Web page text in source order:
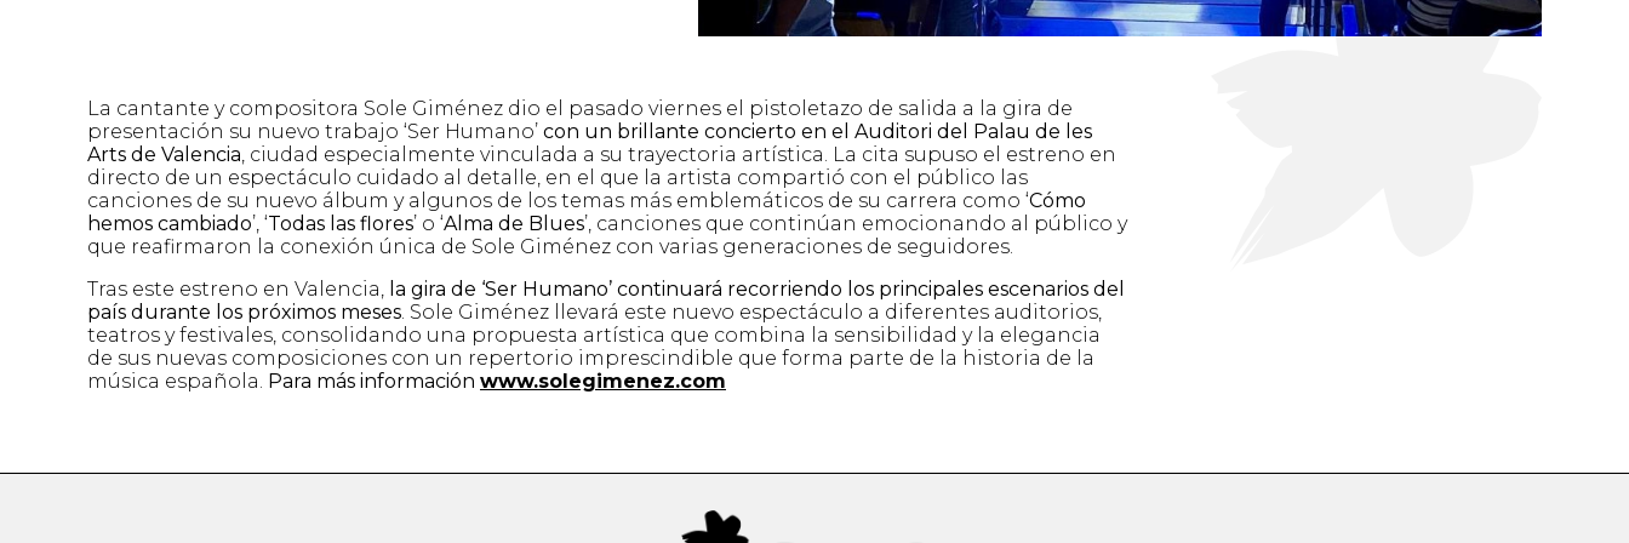
La cantante y compositora Sole Giménez dio el pasado viernes el pistoletazo de salida a la gira de
presentación su nuevo trabajo ‘Ser Humano’ con un brillante concierto en el Auditori del Palau de les
Arts de Valencia, ciudad especialmente vinculada a su trayectoria artística. La cita supuso el estreno en
directo de un espectáculo cuidado al detalle, en el que la artista compartió con el público las
canciones de su nuevo álbum y algunos de los temas más emblemáticos de su carrera como ‘Cómo
hemos cambiado’, ‘Todas las flores’ o ‘Alma de Blues’, canciones que continúan emocionando al público y
que reafirmaron la conexión única de Sole Giménez con varias generaciones de seguidores.
Tras este estreno en Valencia, la gira de ‘Ser Humano’ continuará recorriendo los principales escenarios del
país durante los próximos meses. Sole Giménez llevará este nuevo espectáculo a diferentes auditorios,
teatros y festivales, consolidando una propuesta artística que combina la sensibilidad y la elegancia
de sus nuevas composiciones con un repertorio imprescindible que forma parte de la historia de la
música española. Para más información www.solegimenez.com